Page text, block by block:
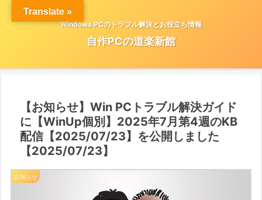
Windows PCのトラブル解決とお役立ち情報
自作PCの道楽新館
【お知らせ】Win PCトラブル解決ガイド
に【WinUp個別】2025年7月第4週のKB
配信【2025/07/23】を公開しました
【2025/07/23】
お知らせ
Translate »